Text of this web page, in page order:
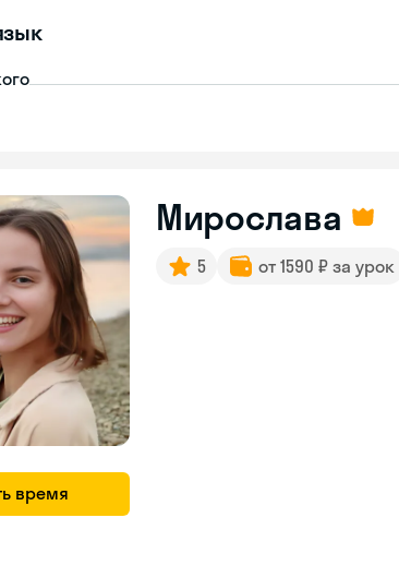
время
Мирослава
5 от 1590 ₽ за урок